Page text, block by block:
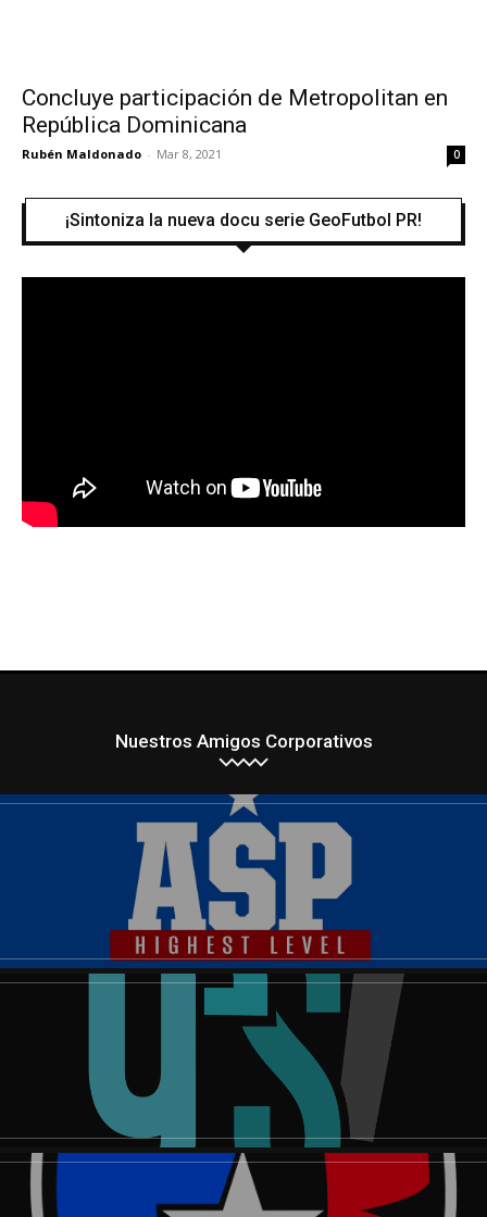
Concluye participación de Metropolitan en
República Dominicana
Rubén Maldonado - Mar 8, 2021 0
¡Sintoniza la nueva docu serie GeoFutbol PR!
Nuestros Amigos Corporativos